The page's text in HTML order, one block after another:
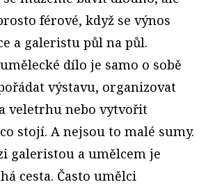
férové, když se výnos
a galeristu půl na půl.
dílo je samo o sobě
výstavu, organizovat
veletrhu nebo vytvořit
stojí. A nejsou to malé sumy.
galeristou a umělcem je
cesta. Často umělci